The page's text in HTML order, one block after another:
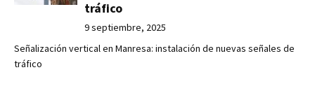
tráfico
9 septiembre, 2025
Señalización vertical en Manresa: instalación de nuevas señales de
tráfico